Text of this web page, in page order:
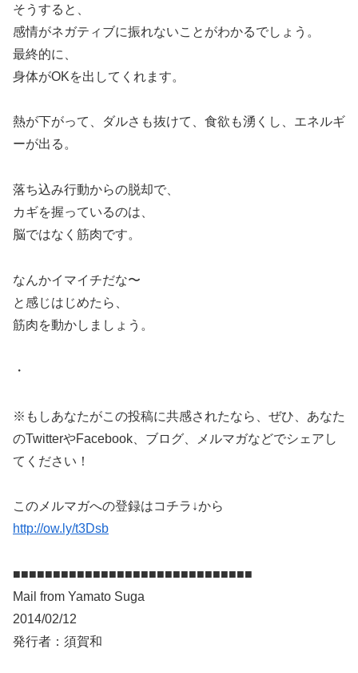
そうすると、
感情がネガティブに振れないことがわかるでしょう。
最終的に、
身体がOKを出してくれます。
熱が下がって、ダルさも抜けて、食欲も湧くし、エネルギ
ーが出る。
落ち込み行動からの脱却で、
カギを握っているのは、
脳ではなく筋肉です。
なんかイマイチだな〜
と感じはじめたら、
筋肉を動かしましょう。
・
※もしあなたがこの投稿に共感されたなら、ぜひ、あなた
のTwitterやFacebook、ブログ、メルマガなどでシェアし
てください！
このメルマガへの登録はコチラ↓から
http://ow.ly/t3Dsb
■■■■■■■■■■■■■■■■■■■■■■■■■■■■■■
Mail from Yamato Suga
2014/02/12
発行者：須賀和